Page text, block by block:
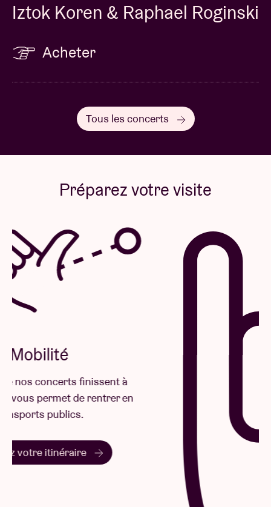
Iztok Koren & Raphael Roginski
Acheter
Tous les concerts
Préparez votre visite
La plupart de nos concerts finissent à
22h30, ce qui vous permet de rentrer en
Planifiez votre itinéraire